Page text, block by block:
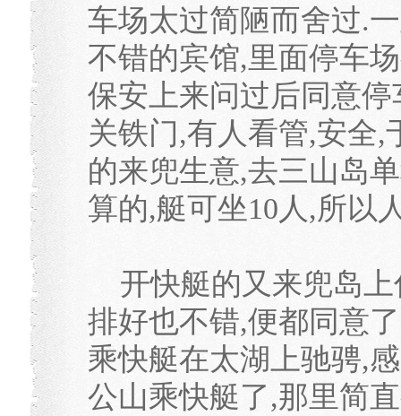
车场太过简陋而舍过.
不错的宾馆,里面停车
保安上来问过后同意
关铁门,有人看管,安全,
的来兜生意,去三山岛
算的,艇可坐10人,所以
开快艇的又来兜岛上
排好也不错,便都同意
乘快艇在太湖上驰骋,
公山乘快艇了,那里简